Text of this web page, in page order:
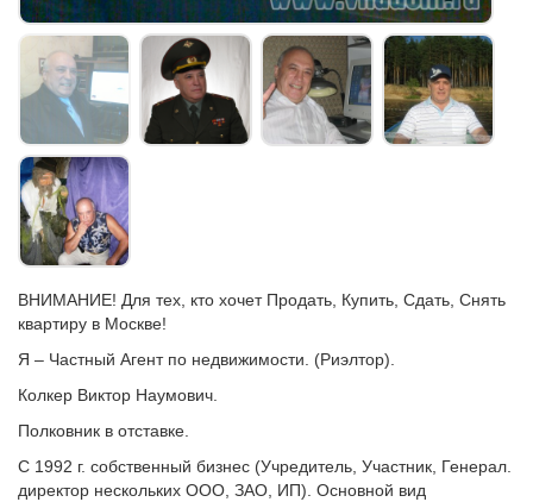
ВНИМАНИЕ! Для тех, кто хочет Продать, Купить, Сдать, Снять
квартиру в Москве!
Я – Частный Агент по недвижимости. (Риэлтор).
Колкер Виктор Наумович.
Полковник в отставке.
С 1992 г. собственный бизнес (Учредитель, Участник, Генерал.
директор нескольких ООО, ЗАО, ИП). Основной вид